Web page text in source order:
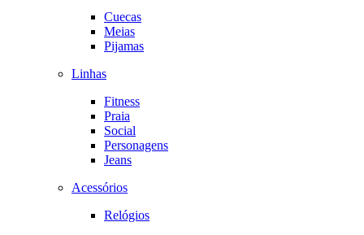
Cuecas
Meias
Pijamas
Linhas
Fitness
Praia
Social
Personagens
Jeans
Acessórios
Relógios